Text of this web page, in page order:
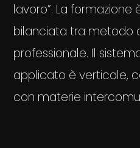
lavoro”. La
bilanciata tra metodo
professionale. Il
applicato è verticale,
con materie